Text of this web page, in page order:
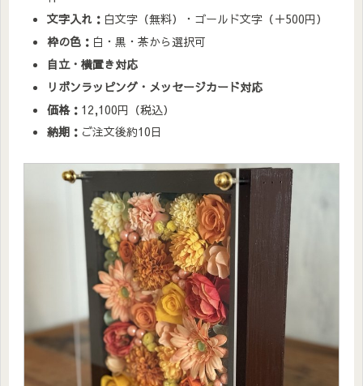
文字入れ： 白文字（無料）・ゴールド文字（＋500円）
枠の色： 白・黒・茶から選択可
自立・横置き対応
リボンラッピング・メッセージカード対応
価格： 12,100円（税込）
納期： ご注文後約10日